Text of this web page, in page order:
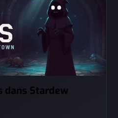
dans Stardew